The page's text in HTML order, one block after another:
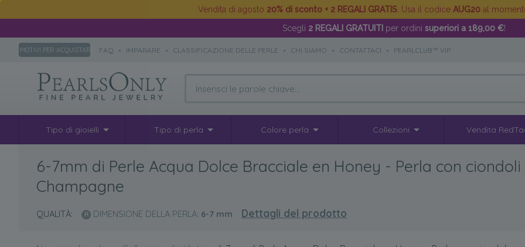
Vendita di agosto 20% di sconto + 2 REGALI GRATIS . Usa il codice AUG20 al
Scegli 2 REGALI GRATUITI per ordini superiori a 189,00 €!
MOTIVI PER ACQUISTARE FAQ • IMPARARE • CLASSIFICAZIONE DELLE PERLE • CHI SIAMO • CONTATTACI • PEARLCLUB™ VIP
Tipo di gioielli Tipo di perla Colore perla Collezioni Vendita
6-7mm di Perle Acqua Dolce Bracciale en Honey - Perla con
Champagne
QUALITÀ: DIMENSIONE DELLA PERLA: 6-7 mm Dettagli del prodotto